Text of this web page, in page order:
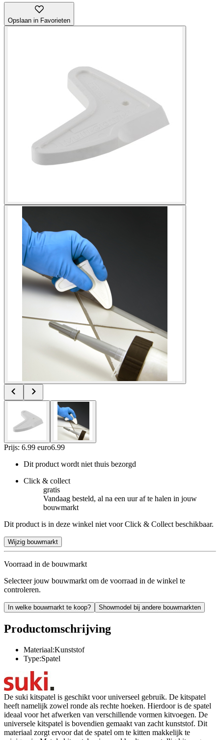
Opslaan in Favorieten
Prijs: 6.99 euro6.99
Dit product wordt niet thuis bezorgd
Click & collect
gratis
Vandaag besteld, al na een uur af te halen in jouw
bouwmarkt
Dit product is in deze winkel niet voor Click & Collect beschikbaar.
Wijzig bouwmarkt
Voorraad in de bouwmarkt
Selecteer jouw bouwmarkt om de voorraad in de winkel te
controleren.
In welke bouwmarkt te koop? Showmodel bij andere bouwmarkten
Productomschrijving
Materiaal:Kunststof
Type:Spatel
De suki kitspatel is geschikt voor universeel gebruik. De kitspatel
heeft namelijk zowel ronde als rechte hoeken. Hierdoor is de spatel
ideaal voor het afwerken van verschillende vormen kitvoegen. De
universele kitspatel is bovendien gemaakt van zacht kunststof. Dit
materiaal zorgt ervoor dat de spatel om te kitten makkelijk te